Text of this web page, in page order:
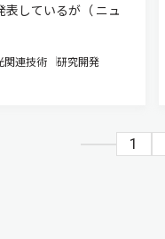
しているが（ ニュ
関連技術 研究開発
1